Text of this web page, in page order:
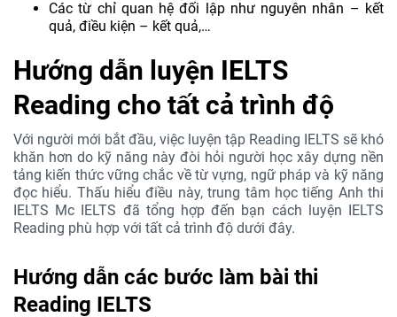
Các từ chỉ quan hệ đối lập như nguyên nhân – kết
quả, điều kiện – kết quả,…
Hướng dẫn luyện IELTS
Reading cho tất cả trình độ
Với người mới bắt đầu, việc luyện tập Reading IELTS sẽ khó
khăn hơn do kỹ năng này đòi hỏi người học xây dựng nền
tảng kiến thức vững chắc về từ vựng, ngữ pháp và kỹ năng
đọc hiểu. Thấu hiểu điều này, trung tâm học tiếng Anh thi
IELTS Mc IELTS đã tổng hợp đến bạn cách luyện IELTS
Reading phù hợp với tất cả trình độ dưới đây.
Hướng dẫn các bước làm bài thi
Reading IELTS